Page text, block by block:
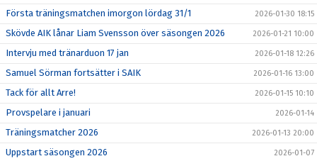
Första träningsmatchen imorgon lördag 31/1 2026-01-30 18:15
Skövde AIK lånar Liam Svensson över säsongen 2026 2026-01-21 10:00
Intervju med tränarduon 17 jan 2026-01-18 12:26
Samuel Sörman fortsätter i SAIK 2026-01-16 13:00
Tack för allt Arre! 2026-01-15 10:10
Provspelare i januari 2026-01-14
Träningsmatcher 2026 2026-01-13 20:00
Uppstart säsongen 2026 2026-01-07